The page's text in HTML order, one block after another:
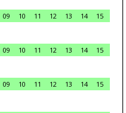
09 10 11 12 13 14
15
09 10 11 12 13 14
15
09 10 11 12 13 14
15